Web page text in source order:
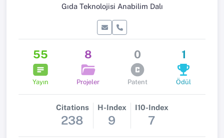
Gıda Teknolojisi Anabilim Dalı
55
Yayın
8
Projeler
0
Patent
1
Ödül
Citations
238
H-Index
9
I10-Index
7